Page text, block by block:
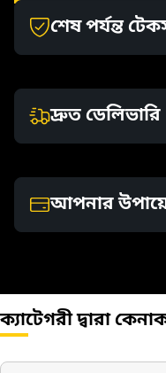
শেষ পর্যন্ত
দ্রুত ডেলিভারি
আপনার
ক্যাটেগরী দ্বারা